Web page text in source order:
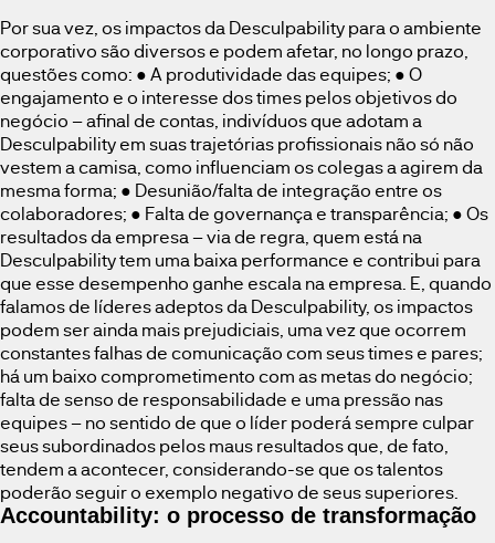
Por sua vez, os impactos da Desculpability para o ambiente
corporativo são diversos e podem afetar, no longo prazo,
questões como: ● A produtividade das equipes; ● O
engajamento e o interesse dos times pelos objetivos do
negócio – afinal de contas, indivíduos que adotam a
Desculpability em suas trajetórias profissionais não só não
vestem a camisa, como influenciam os colegas a agirem da
mesma forma; ● Desunião/falta de integração entre os
colaboradores; ● Falta de governança e transparência; ● Os
resultados da empresa – via de regra, quem está na
Desculpability tem uma baixa performance e contribui para
que esse desempenho ganhe escala na empresa. E, quando
falamos de líderes adeptos da Desculpability, os impactos
podem ser ainda mais prejudiciais, uma vez que ocorrem
constantes falhas de comunicação com seus times e pares;
há um baixo comprometimento com as metas do negócio;
falta de senso de responsabilidade e uma pressão nas
equipes – no sentido de que o líder poderá sempre culpar
seus subordinados pelos maus resultados que, de fato,
tendem a acontecer, considerando-se que os talentos
poderão seguir o exemplo negativo de seus superiores.
Accountability: o processo de transformação